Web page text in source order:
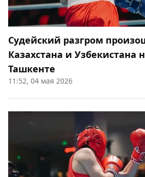
Судейский разгром
Казахстана и Узбекистана
Ташкенте
11:52, 04 мая 2026